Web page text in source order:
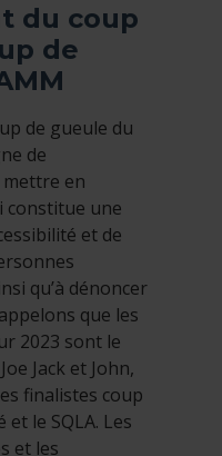
du coup
de
de gueule du
de
en
constitue une
et de
qu’à dénoncer
que les
2023 sont le
Jack et John,
finalistes coup
le SQLA. Les
et les